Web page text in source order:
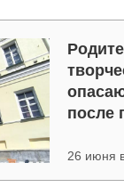
после
26 июня